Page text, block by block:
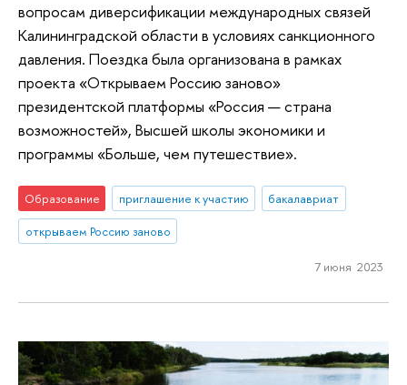
вопросам диверсификации международных связей
Калининградской области в условиях санкционного
давления. Поездка была организована в рамках
проекта «Открываем Россию заново»
президентской платформы «Россия — страна
возможностей», Высшей школы экономики и
программы «Больше, чем путешествие».
Образование приглашение к участию
бакалавриат
открываем Россию заново
7 июня 2023